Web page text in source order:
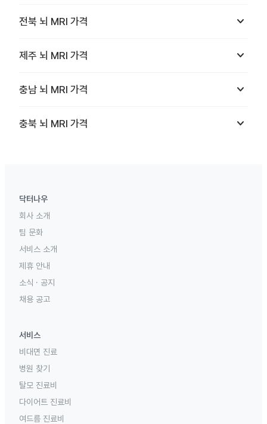
전북 뇌 MRI 가격 keyboard_arrow_down
제주 뇌 MRI 가격 keyboard_arrow_down
충남 뇌 MRI 가격 keyboard_arrow_down
충북 뇌 MRI 가격 keyboard_arrow_down
닥터나우
회사 소개
팀 문화
서비스 소개
제휴 안내
소식 · 공지
채용 공고
서비스
비대면 진료
병원 찾기
탈모 진료비
다이어트 진료비
여드름 진료비